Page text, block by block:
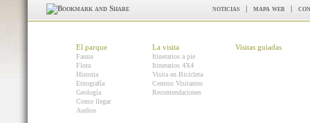
noticias | mapa web |
El parque
Fauna
Flora
Historia
Etnografía
Geología
Como llegar
Audios
La visita
Itinerarios a pie
Itinerarios 4X4
Visita en Bicicleta
Centros Visitantes
Recomendaciones
Visitas guiadas